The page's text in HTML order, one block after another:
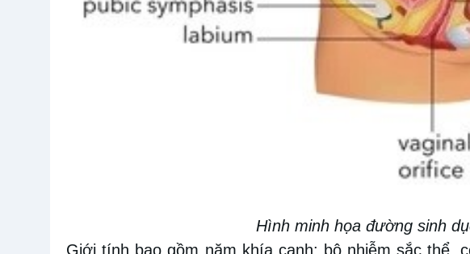
Hình minh họa đường sinh
Giới tính bao gồm năm khía cạnh: bộ nhiễm sắc thể,